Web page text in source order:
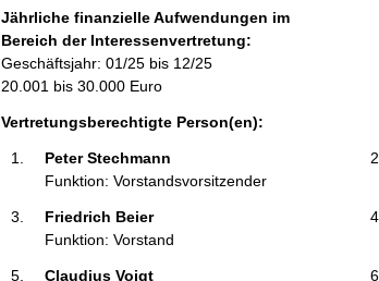
h
a
l
Jährliche finanzielle Aufwendungen im
Bereich der Interessenvertretung:
Geschäftsjahr: 01/25 bis 12/25
20.001 bis 30.000 Euro
Vertretungsberechtigte Person(en):
Peter Stechmann
Funktion: Vorstandsvorsitzender
Friedrich Beier
Funktion: Vorstand
Claudius Voigt